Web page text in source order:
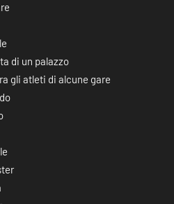
di un palazzo
gli atleti di alcune gare